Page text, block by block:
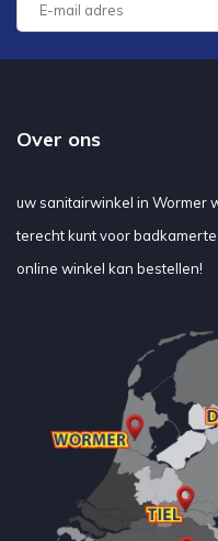
Over ons
uw sanitairwinkel in Wormer
terecht kunt voor
online winkel kan bestellen!